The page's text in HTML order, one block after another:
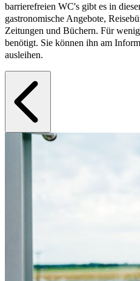
barrierefreien WC's gibt es in
gastronomische Angebote,
Zeitungen und Büchern. Für
benötigt. Sie können ihn am
ausleihen.